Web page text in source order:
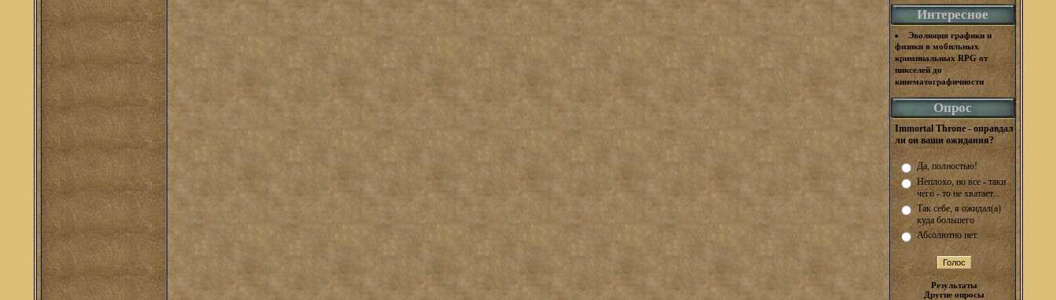
Интересное
Эволюция графики и
физики в мобильных
криминальных RPG от
пикселей до
кинематографичности
Опрос
Immortal Throne - оправдал
ли он ваши ожидания?
Да, полностью!
Неплохо, но все - таки
чего - то не хватает...
Так себе, я ожидал(а)
куда большего
Абсолютно нет.
Результаты
Другие опросы